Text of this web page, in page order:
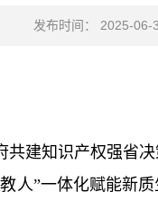
发布时间： 2025-
建知识产权强省
人”一体化赋能新